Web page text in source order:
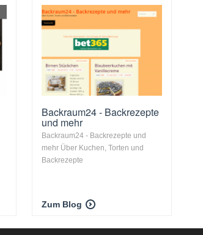
Backraum24 - Backrezepte
und mehr
Backraum24 - Backrezepte und
mehr Über Kuchen, Torten und
Backrezepte
Zum Blog